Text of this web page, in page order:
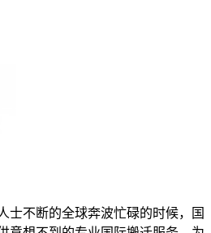
士不断的全球奔波忙碌的时候，国